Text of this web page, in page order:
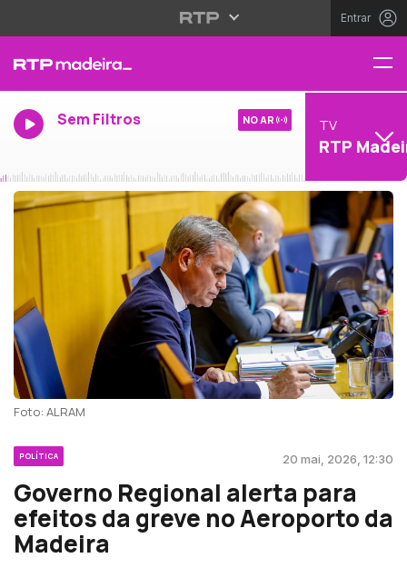
Entrar
Sem Filtros NO AR TV
RTP
Foto: ALRAM
POLÍTICA 20 mai, 2026, 12:30
Governo Regional alerta para
efeitos da greve no Aeroporto da
Madeira